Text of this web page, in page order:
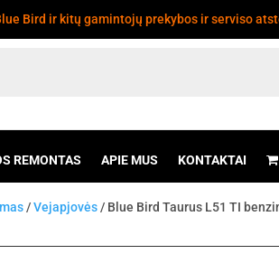
Bird ir kitų gamintojų prekybos ir serviso
REMONTAS APIE MUS KONTAKTAI
/Vejapjovės / Blue Bird Taurus L51 TI